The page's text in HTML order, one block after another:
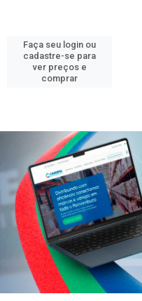
Faça seu login ou
cadastre-se para
ver preços e
comprar